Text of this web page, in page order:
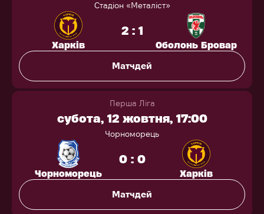
Стадіон «Металіст»
Харків
2 : 1
Оболонь Бровар
Матчдей
Перша Ліга
субота, 12 жовтня, 17:00
Чорноморець
Чорноморець
0 : 0
Харків
Матчдей